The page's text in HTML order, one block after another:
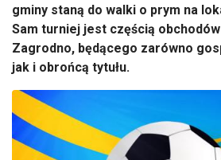
gminy staną do walki o prym na
Sam turniej jest częścią obchodów
Zagrodno, będącego zarówno
jak i obrońcą tytułu.